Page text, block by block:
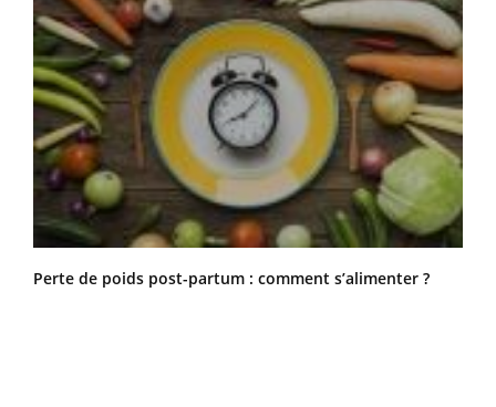
Perte de poids post-partum : comment s’alimenter ?